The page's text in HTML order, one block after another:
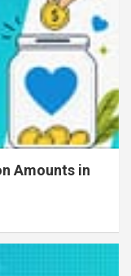
Amounts in